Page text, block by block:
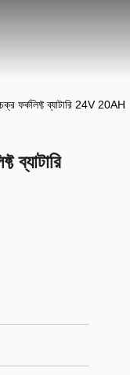
চক্র ফর্কলিফ্ট ব্যাটারি 24V 20AH
ব্যাটারি